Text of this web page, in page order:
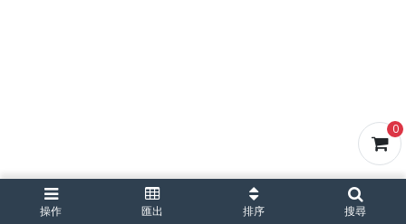
0
操作 匯出 排序 搜尋